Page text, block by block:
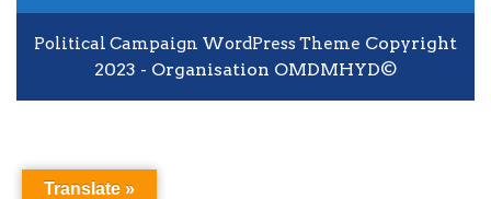
Political Campaign WordPress Theme Copyright
2023 - Organisation OMDMHYD©
Translate »